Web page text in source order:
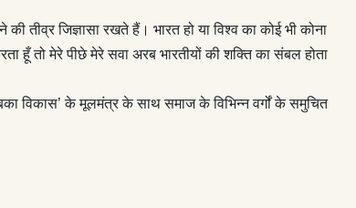
तीव्र जिज्ञासा रखते हैं। भारत हो या विश्व का कोई भी कोना
हूँ तो मेरे पीछे मेरे सवा अरब भारतीयों की शक्ति का संबल होता
विकास’ के मूलमंत्र के साथ समाज के विभिन्न वर्गों के समुचित